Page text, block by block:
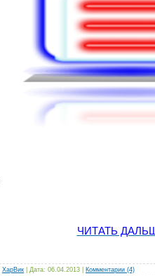
ЧИТАТЬ
ХарВик | Дата: 06.04.2013 Комментарии (4)